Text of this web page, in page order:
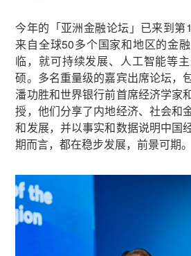
今年的「亚洲金融论坛」已来到第
来自全球50多个国家和地区的金
临，就可持续发展、人工智能等
硕。多名重量级的嘉宾出席论坛，
潘功胜和世界银行前首席经济学家
授，他们分享了内地经济、社会和
和发展，并以事实和数据说明中国
期而言，都在稳步发展，前景可期。